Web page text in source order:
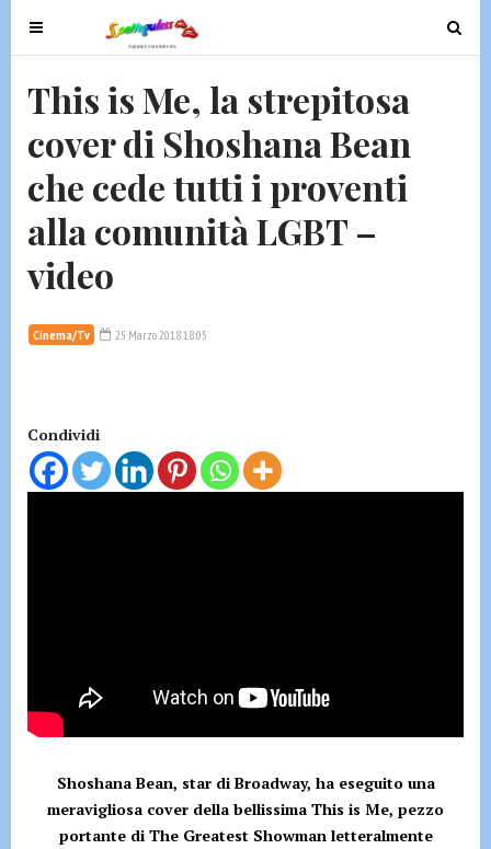
T
o
e
n
v
g
t
T
o
This is Me, la strepitosa
cover di Shoshana Bean
che cede tutti i proventi
alla comunità LGBT –
video
Cinema/Tv 25 Marzo 2018 18:05
Condividi
Shoshana Bean, star di Broadway, ha eseguito una
meravigliosa cover della bellissima This is Me, pezzo
portante di The Greatest Showman letteralmente